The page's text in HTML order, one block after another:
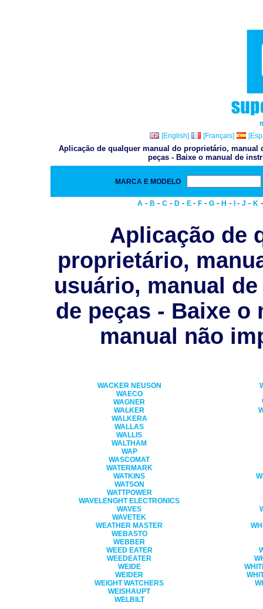
[English]
[Français]
Aplicação de qualquer manual do proprietário,
peças - Baixe o manual de
MARCA E MODELO
A - B - C - D - E - F - G - H - - J - K
Aplicação de
proprietário,
usuário, manual
de peças - Baixe o
manual não
WACKER NEUSON
WAECO
WAGNER
WALKER
WALKERA
WALLAS
WALLIS
WALTHAM
WAP
WASCOMAT
WATERMARK
WATKINS
WATSON
WATTPOWER
WAVELENGHT ELECTRONICS
WAVES
WAVETEK
WEATHER MASTER
WEBASTO
WEBBER
WEED EATER
WEEDEATER
WEIDE
WEIDER
WEIGHT WATCHERS
WEISHAUPT
WELBILT